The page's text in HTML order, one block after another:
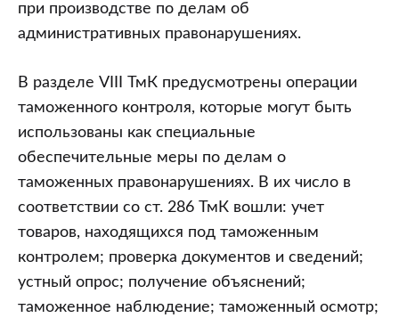
при производстве по делам об
административных правонарушениях.
В разделе VIII ТмК предусмотрены операции
таможенного контроля, которые могут быть
использованы как специальные
обеспечительные меры по делам о
таможенных правонарушениях. В их число в
соответствии со ст. 286 ТмК вошли: учет
товаров, находящихся под таможенным
контролем; проверка документов и сведений;
устный опрос; получение объяснений;
таможенное наблюдение; таможенный осмотр;